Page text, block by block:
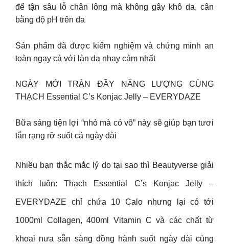
để tận sâu lỗ chân lông mà không gây khô da, cân
bằng độ pH trên da
Sản phẩm đã được kiểm nghiệm và chứng minh an
toàn ngay cả với làn da nhạy cảm nhất
NGÀY MỚI TRÀN ĐẦY NĂNG LƯỢNG CÙNG
THẠCH Essential C’s Konjac Jelly – EVERYDAZE
Bữa sáng tiện lợi “nhỏ mà có võ” này sẽ giúp bạn tươi
tắn rạng rỡ suốt cả ngày dài
Nhiều bạn thắc mắc lý do tại sao thì Beautyverse giải
thích luôn: Thạch Essential C’s Konjac Jelly –
EVERYDAZE chỉ chứa 10 Calo nhưng lại có tới
1000ml Collagen, 400ml Vitamin C và các chất từ
khoai nưa sẵn sàng đồng hành suốt ngày dài cùng